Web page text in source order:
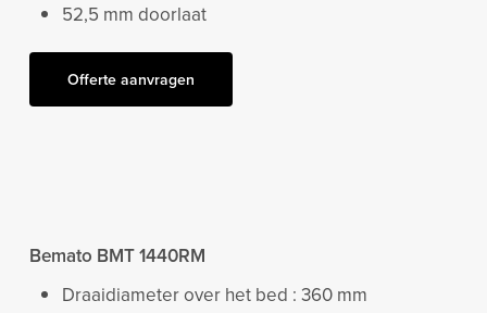
52,5 mm doorlaat
Offerte aanvragen
Bemato BMT 1440RM
Draaidiameter over het bed : 360 mm